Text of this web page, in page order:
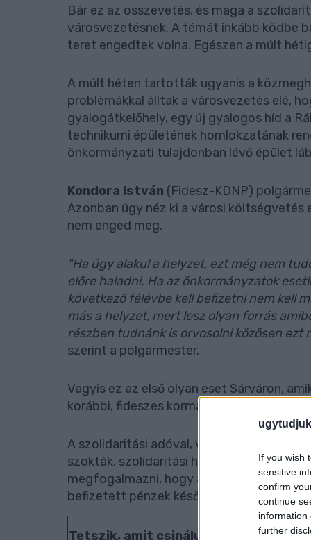
If you wish
sensitive
confirm
continue
information
further
Bár ez az összevetés, és maga a
városvezetésnek. A témát inkább ködbe
teret engedtek volna. Egészen a múlt
A múlt héten tartották ugyanis a
problémákkal álltak a városvezetés elé,
gyalogátkelőhely, egy új gyalogos híd a
technikumi épületének homlokzatának
önkormányzati tulajdonban lévő épület
Kondora István (Fidesz-KDNP)
Azonban úgy néz ki a városi
nem enged meg.
"Ha úgy alakul a helyzet, ezt még nem
előre haladni. Ha az önkormányzatok
következő félévbe kell befizetni nem kell
más a helyzet, mert lesz olyan forrás
részben tudnánk is orvosolni közösen ezt
szerint a polgármester.
Vagyis ez az első olyan eset Sárváron,
korábbi, fideszes kormány intézkedése
A szolidaritási adóval, vagy ahogy a
szokták, szolidaritási hozzájárulással
megfogalmazni, hogy abszolút nem
befizetett pénzek később hova kerülnek,
Tetszik, amit csinálunk?